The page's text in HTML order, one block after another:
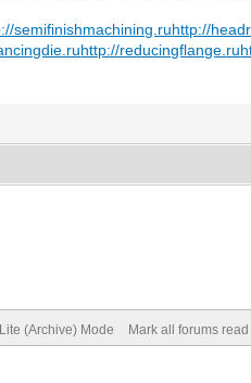
semifinishmachining.ruhttp://
http://reducingflange.ru
Lite (Archive) Mode Mark all forums read